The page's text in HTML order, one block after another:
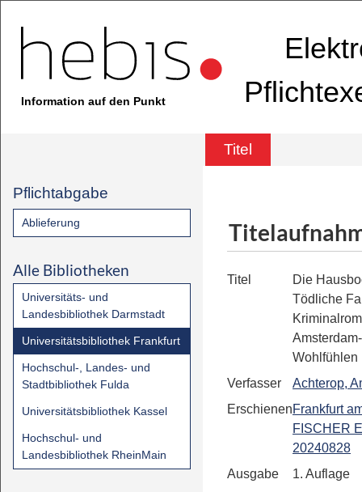
Information auf den Punkt
Titel
Pflichtabgabe
Ablieferung
Alle Bibliotheken
Universitäts- und
Landesbibliothek Darmstadt
Universitätsbibliothek Frankfurt
Hochschul-, Landes- und
Stadtbibliothek Fulda
Universitätsbibliothek Kassel
Hochschul- und
Landesbibliothek RheinMain
Titel
Die
Tödliche
Wohlfühlen
Verfasser
Achterop,
ErschienenFrankfurt
FISCHER
20240828
Ausgabe
1. Auflage